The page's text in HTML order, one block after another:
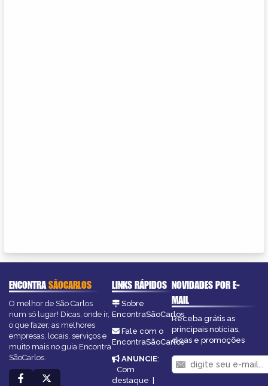
ENCONTRASÃOCARLOS
O melhor de São Carlos
num só lugar! Dicas, onde ir,
o que fazer, as melhores
empresas, locais, serviços e
muito mais no guia Encontra
SãoCarlos.
LINKS RÁPIDOS
Sobre
EncontraSãoCarlos
Fale com o
EncontraSãoCarlos
ANUNCIE:
Com
destaque
NOVIDADES POR E-
MAIL
Receba grátis as
principais notícias,
dicas e promoções